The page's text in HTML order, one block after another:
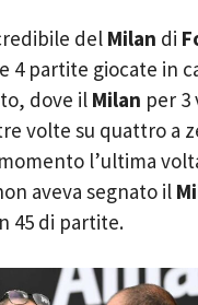
del Milan di
4 partite giocate in
dove il Milan per 3
volte su quattro a
l’ultima
aveva segnato il
45 di partite.